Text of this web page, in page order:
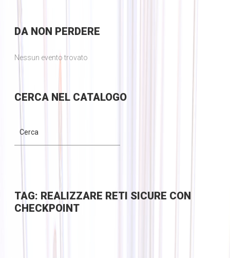
DANON PERDERE
Nessun evento trovato
CERCANEL CATALOGO
TAG: REALIZZARE RETI SICURE CON
CHECKPOINT